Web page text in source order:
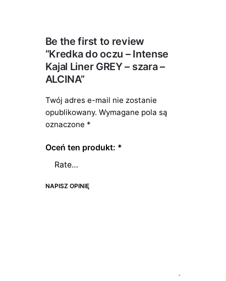
Be the first to review
“Kredka do oczu – Intense
Kajal Liner GREY – szara –
ALCINA”
Twój adres e-mail nie zostanie
opublikowany. Wymagane pola są
oznaczone *
Oceń ten produkt: *
NAPISZ OPINIĘ